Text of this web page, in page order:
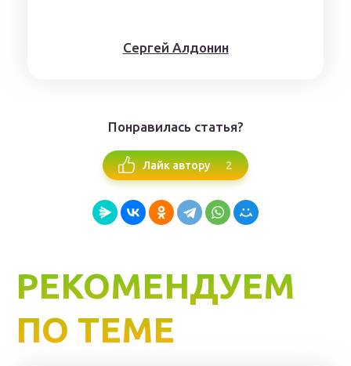
Сергей Алдонин
Понравилась статья?
Лайк автору 2
РЕКОМЕНДУЕМ
ПО ТЕМЕ